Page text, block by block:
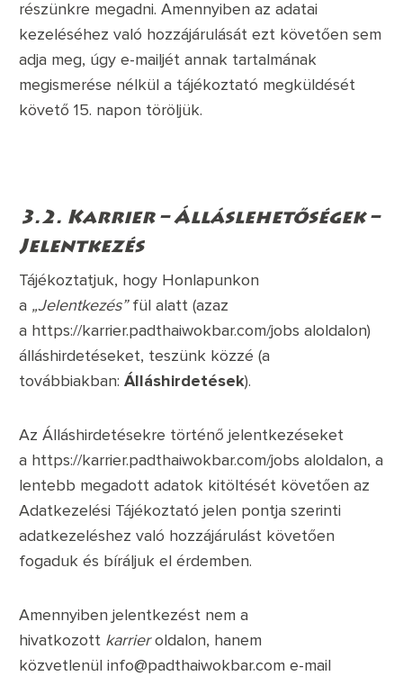
részünkre megadni. Amennyiben az adatai
kezeléséhez való hozzájárulását ezt követően sem
adja meg, úgy e-mailjét annak tartalmának
megismerése nélkül a tájékoztató megküldését
követő 15. napon töröljük.
3.2. Karrier – Álláslehetőségek –
Jelentkezés
Tájékoztatjuk, hogy Honlapunkon
a „Jelentkezés”fül alatt (azaz
a https://karrier.padthaiwokbar.com/jobs aloldalon)
álláshirdetéseket, teszünk közzé (a
továbbiakban: Álláshirdetések).
Az Álláshirdetésekre történő jelentkezéseket
a https://karrier.padthaiwokbar.com/jobs aloldalon, a
lentebb megadott adatok kitöltését követően az
Adatkezelési Tájékoztató jelen pontja szerinti
adatkezeléshez való hozzájárulást követően
fogaduk és bíráljuk el érdemben.
Amennyiben jelentkezést nem a
hivatkozott karrieroldalon, hanem
közvetlenül info@padthaiwokbar.com e-mail